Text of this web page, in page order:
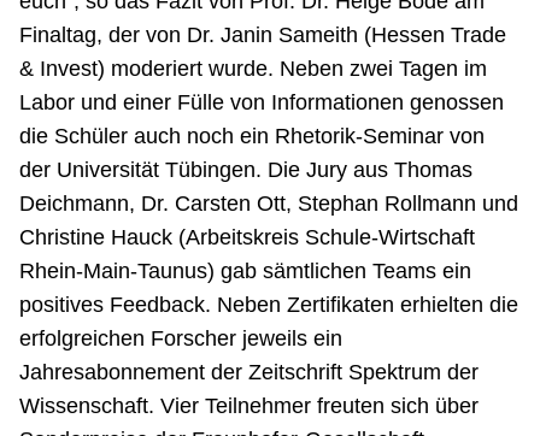
Finaltag, der von Dr. Janin Sameith (Hessen Trade
& Invest) moderiert wurde. Neben zwei Tagen im
Labor und einer Fülle von Informationen genossen
die Schüler auch noch ein Rhetorik-Seminar von
der Universität Tübingen. Die Jury aus Thomas
Deichmann, Dr. Carsten Ott, Stephan Rollmann und
Christine Hauck (Arbeitskreis Schule-Wirtschaft
Rhein-Main-Taunus) gab sämtlichen Teams ein
positives Feedback. Neben Zertifikaten erhielten die
erfolgreichen Forscher jeweils ein
Jahresabonnement der Zeitschrift Spektrum der
Wissenschaft. Vier Teilnehmer freuten sich über